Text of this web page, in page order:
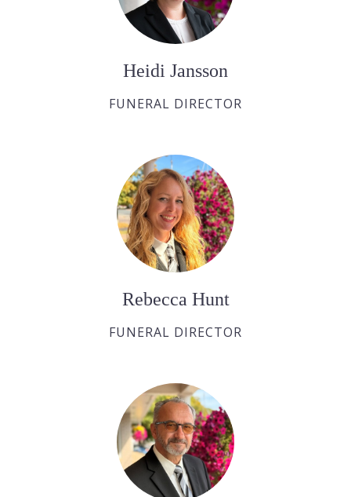
Heidi Jansson
FUNERAL DIRECTOR
Rebecca Hunt
FUNERAL DIRECTOR